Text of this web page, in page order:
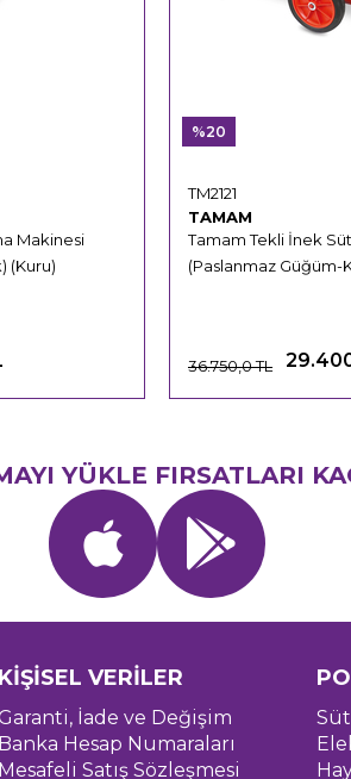
Makinesi
(Kuru)
TAMAM
Tamam Tekli İnek
(Paslanmaz Güğüm-
TM2121
36.750,0 TL
%20
YÜKLE FIRSATLARI
KİŞİSEL VERİLER
İade ve Değişim
Banka Hesap Numaraları
Mesafeli Satış Sözleşmesi